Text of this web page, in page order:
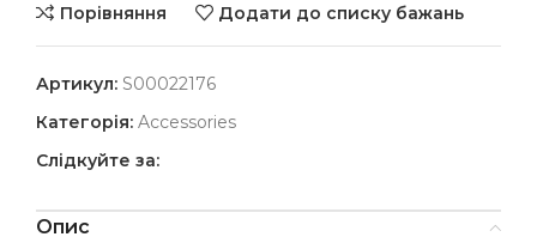
Порівняння Додати до списку бажань
Артикул: S00022176
Категорія: Accessories
Слідкуйте за:
Опис